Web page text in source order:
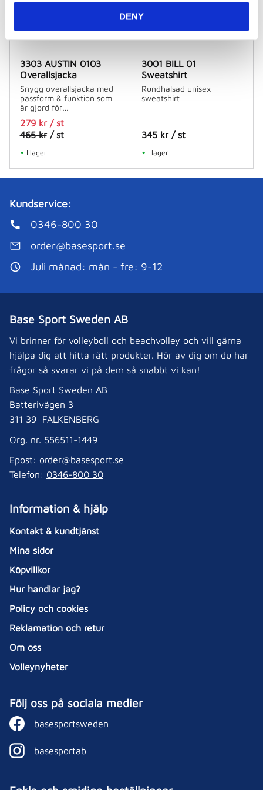
DENY
3303 AUSTIN 0103
Overallsjacka
Snygg overallsjacka med
passform & funktion som
är gjord för
volleybollspelaren.
279kr /st
465kr /st
I lager
3001 BILL 01
Sweatshirt
Rundhalsad unisex
sweatshirt
345 kr /st
I lager
Kundservice:
0346-800 30
order@basesport.se
Juli månad: mån - fre: 9-12
Base Sport Sweden AB
Vi brinner för volleyboll och beachvolley och vill gärna
hjälpa dig att hitta rätt produkter. Hör av dig om du har
frågor så svarar vi på dem så snabbt vi kan!
Base Sport Sweden AB
Batterivägen 3
311 39 FALKENBERG
Org. nr. 556511-1449
Epost: order@basesport.se
Telefon: 0346-800 30
Information & hjälp
Kontakt & kundtjänst
Mina sidor
Köpvillkor
Hur handlar jag?
Policy och cookies
Reklamation och retur
Om oss
Volleynyheter
Följ oss på sociala medier
basesportsweden
basesportab